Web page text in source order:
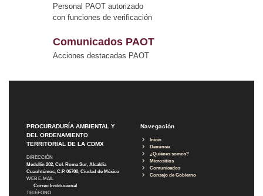
Personal PAOT autorizado
con funciones de verificación
Comunicados PAOT
Acciones destacadas PAOT
PROCURADURÍA AMBIENTAL Y
DEL ORDENAMIENTO
TERRITORIAL DE LA CDMX
DIRECCIÓN
Medellín 202, Col. Roma Sur, Alcaldía
Cuauhtémoc, C.P. 06700, Ciudad de México
WEB E-MAIL
Correo Institucional
TELÉFONO
Navegación
Inicio
Denuncia
¿Quiénes somos?
Micrositios
Comunicados
Consejo de Gobierno